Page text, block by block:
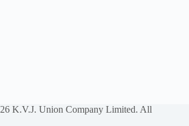
K.V.J. Union Company Limited. All